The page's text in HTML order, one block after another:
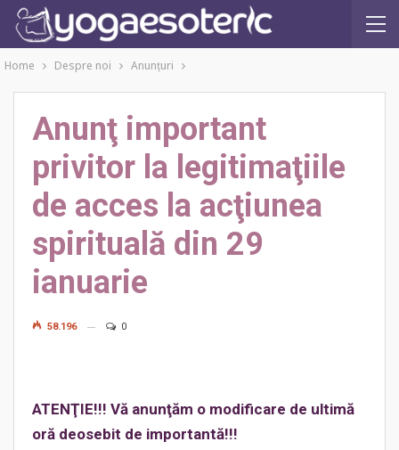
Home Despre noi Anunţuri
Anunţ important
privitor la legitimaţiile
de acces la acţiunea
spirituală din 29
ianuarie
58.196 0
ATENŢIE!!! Vă anunţăm o modificare de ultimă
oră deosebit de importantă!!!